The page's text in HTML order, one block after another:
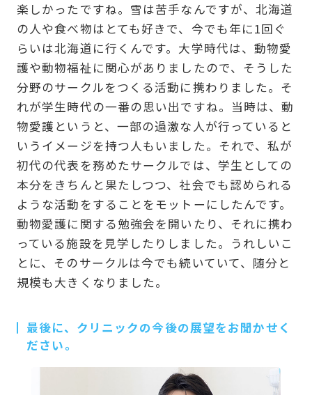
楽しかったですね。雪は苦手なんですが、北海道
の人や食べ物はとても好きで、今でも年に1回ぐ
らいは北海道に行くんです。大学時代は、動物愛
護や動物福祉に関心がありましたので、そうした
分野のサークルをつくる活動に携わりました。そ
れが学生時代の一番の思い出ですね。当時は、動
物愛護というと、一部の過激な人が行っていると
いうイメージを持つ人もいました。それで、私が
初代の代表を務めたサークルでは、学生としての
本分をきちんと果たしつつ、社会でも認められる
ような活動をすることをモットーにしたんです。
動物愛護に関する勉強会を開いたり、それに携わ
っている施設を見学したりしました。うれしいこ
とに、そのサークルは今でも続いていて、随分と
規模も大きくなりました。
最後に、クリニックの今後の展望をお聞かせく
ださい。